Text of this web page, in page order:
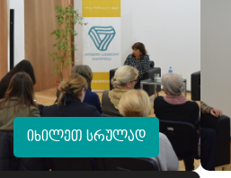
იხილეთ სრულად